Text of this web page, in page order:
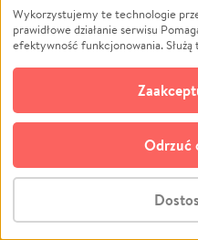
Stwórz
Pomoc Finansowa
Projekty
Pogrzeb
Społeczność lokalna
Kultura
©
Wykorzystujemy te technologie
prawidłowe działanie serwisu
efektywność funkcjonowania. Służą
technologii do celów analitycznych
zgodę na ich stosowanie lub jej
możliwość zmiany swoich preferencji
do której link znajdziesz w stopce
cookie wykorzystywane są w
działanie serwisu Pomagam.pl.
użytkownicy korzystają z
Odrzuć